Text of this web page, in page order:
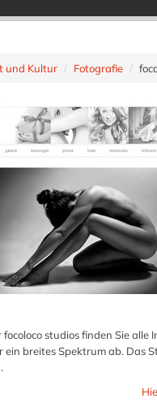
und Kultur Fotografie
studios finden Sie
ein breites Spektrum ab. Das